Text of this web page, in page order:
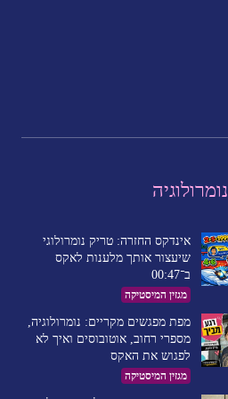
נומרולוגיה
אינדקס החזרה: טריק נומרולוגי
שיעצור אותך מלענות לאקס
ב־00:47
מגזין המיסטיקה
מפת מפגשים מקריים: נומרולוגיה,
מספרי רחוב, אוטובוסים ואיך לא
לפגוש את האקס
מגזין המיסטיקה